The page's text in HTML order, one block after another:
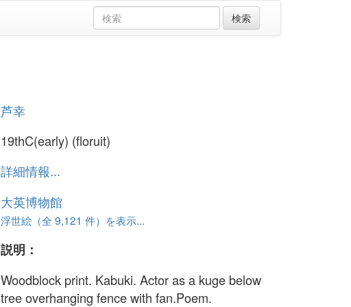
芦幸
19thC(early) (floruit)
詳細情報...
大英博物館
浮世絵（全 9,121 件）を表示...
説明：
Woodblock print. Kabuki. Actor as a kuge below
tree overhanging fence with fan.Poem.